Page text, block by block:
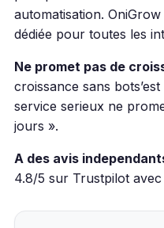
automatisation.
dédiée pour toutes les
Ne promet pas de
croissance sans
service serieux ne
jours ».
A des avis
4.8/5 sur Trustpilot avec